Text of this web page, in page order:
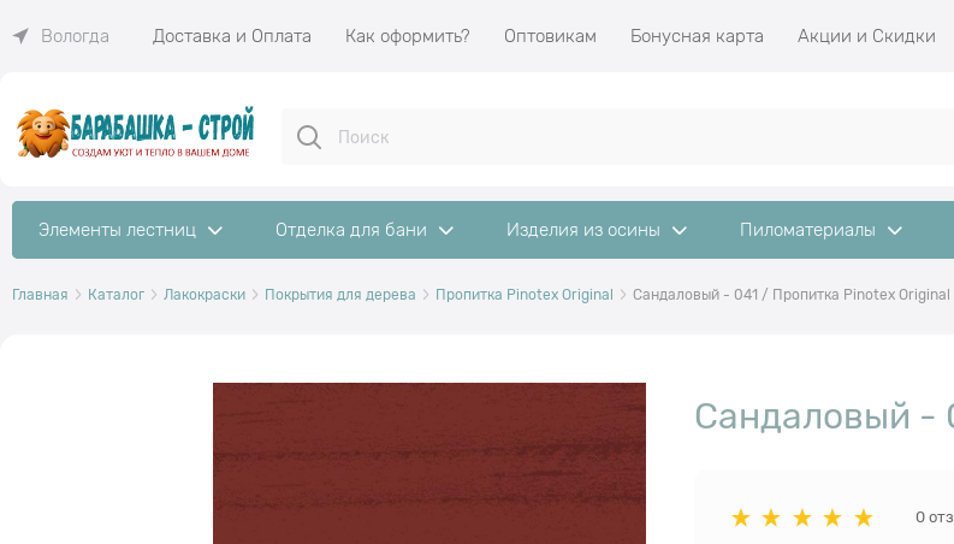
Вологда Доставка и Оплата Как оформить? Оптовикам Бонусная карта Акции и Скидки
Элементы лестниц Отделка для бани Изделия из осины Пиломатериалы
Главная Каталог Лакокраски Покрытия для дерева Пропитка Pinotex Original Сандаловый - 041 / Пропитка Pinotex Original
Сандаловый -
0